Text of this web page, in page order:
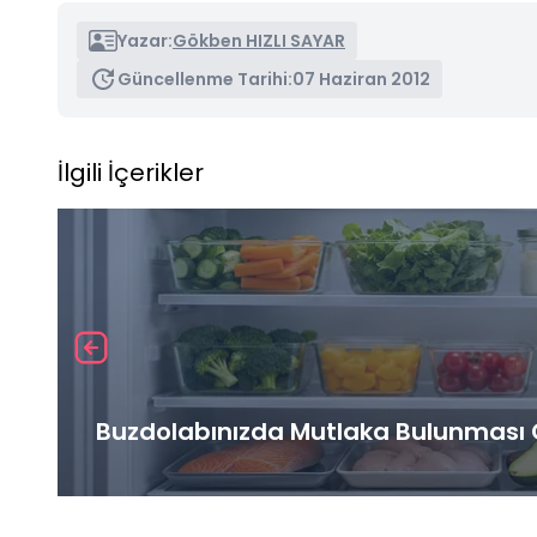
Yazar:Gökben HIZLI SAYAR
Güncellenme Tarihi:07 Haziran 2012
İlgili İçerikler
Buzdolabınızda Mutlaka Bulunması